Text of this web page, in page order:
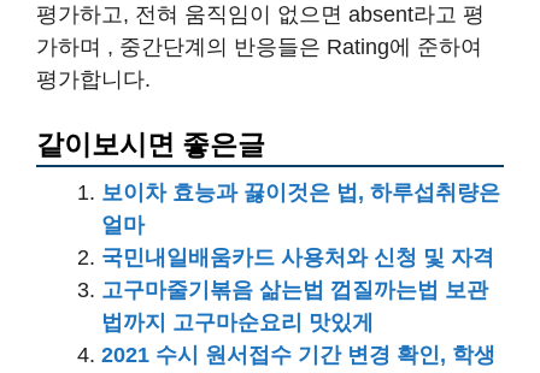
평가하고, 전혀 움직임이 없으면 absent라고 평
가하며 , 중간단계의 반응들은 Rating에 준하여
평가합니다.
같이보시면 좋은글
보이차 효능과 끓이것은 법, 하루섭취량은
얼마
국민내일배움카드 사용처와 신청 및 자격
고구마줄기볶음 삶는법 껍질까는법 보관
법까지 고구마순요리 맛있게
2021 수시 원서접수 기간 변경 확인, 학생